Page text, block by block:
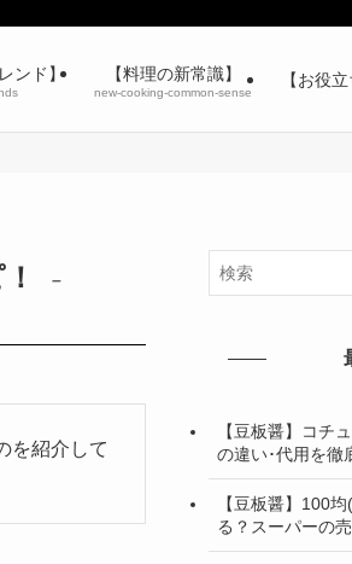
ンド】 【料理の新常識】
new-cooking-common-sense
【お役
–
を紹介して
【豆板醤】コチ
の違い･代用を徹
【豆板醤】100
る？スーパーの